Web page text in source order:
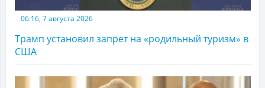
06:16, 7 августа 2026
Трамп установил запрет на «родильный туризм» в
США